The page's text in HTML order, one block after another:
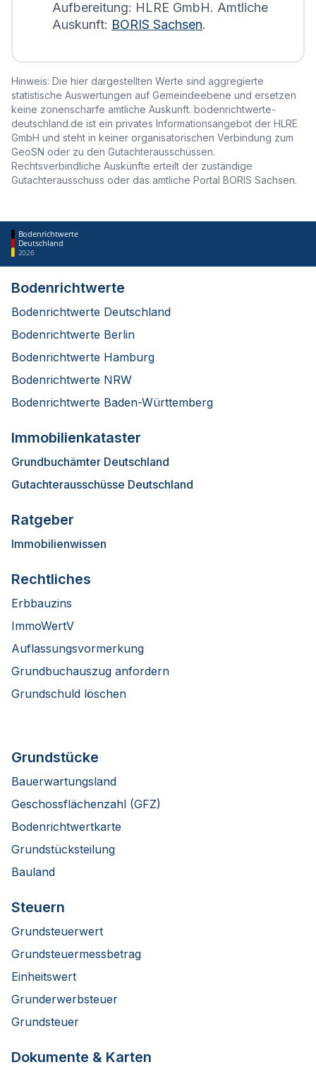
Aufbereitung: HLRE GmbH. Amtliche
Auskunft: BORIS Sachsen.
Hinweis: Die hier dargestellten Werte sind aggregierte
statistische Auswertungen auf Gemeindeebene und ersetzen
keine zonenscharfe amtliche Auskunft. bodenrichtwerte-
deutschland.de ist ein privates Informationsangebot der HLRE
GmbH und steht in keiner organisatorischen Verbindung zum
GeoSN oder zu den Gutachterausschüssen.
Rechtsverbindliche Auskünfte erteilt der zuständige
Gutachterausschuss oder das amtliche Portal BORIS Sachsen.
Bodenrichtwerte
Deutschland
2026
Bodenrichtwerte
Bodenrichtwerte Deutschland
Bodenrichtwerte Berlin
Bodenrichtwerte Hamburg
Bodenrichtwerte NRW
Bodenrichtwerte Baden-Württemberg
Immobilienkataster
Grundbuchämter Deutschland
Gutachterausschüsse Deutschland
Ratgeber
Immobilienwissen
Rechtliches
Erbbauzins
ImmoWertV
Auflassungsvormerkung
Grundbuchauszug anfordern
Grundschuld löschen
Grundstücke
Bauerwartungsland
Geschossflächenzahl (GFZ)
Bodenrichtwertkarte
Grundstücksteilung
Bauland
Steuern
Grundsteuerwert
Grundsteuermessbetrag
Einheitswert
Grunderwerbsteuer
Grundsteuer
Dokumente & Karten